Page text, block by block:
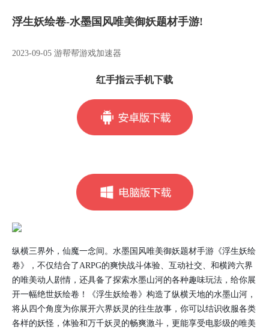
浮生妖绘卷-水墨国风唯美御妖题材手游!
2023-09-05 游帮帮游戏加速器
红手指云手机下载
纵横三界外，仙魔一念间。水墨国风唯美御妖题材手游《浮生妖绘
卷》，不仅结合了ARPG的爽快战斗体验、互动社交、和横跨六界
的唯美动人剧情，还具备了探索水墨山河的各种趣味玩法，给你展
开一幅绝世妖绘卷！《浮生妖绘卷》构造了纵横天地的水墨山河，
将从四个角度为你展开六界妖灵的往生故事，你可以结识收服各类
各样的妖怪，体验和万千妖灵的畅爽激斗，更能享受电影级的唯美